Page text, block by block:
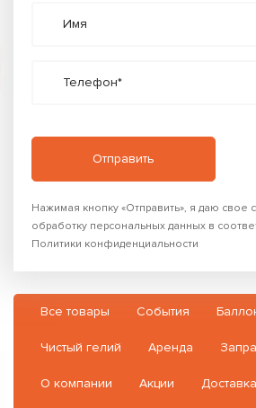
Имя
Телефон*
Нажимая кнопку «Отправить», я даю свое
обработку персональных данных в
Политики конфиденциальности
Все товары События
Чистый гелий Аренда
О компании Акции Доставка